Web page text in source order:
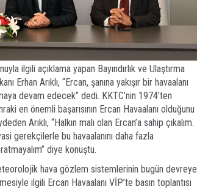
ilgili açıklama yapan Bayındırlık ve Ulaştırma
Erhan Arıklı, “Ercan, şanına yakışır bir havaalanı
devam edecek” dedi. KKTC’nin 1974’ten
en önemli başarısının Ercan Havaalanı olduğunu
Arıklı, “Halkın malı olan Ercan’a sahip çıkalım.
gerekçilerle bu havaalanını daha fazla
diye konuştu.
hava gözlem sistemlerinin bugün devreye
ilgili Ercan Havaalanı VİP’te basın toplantısı